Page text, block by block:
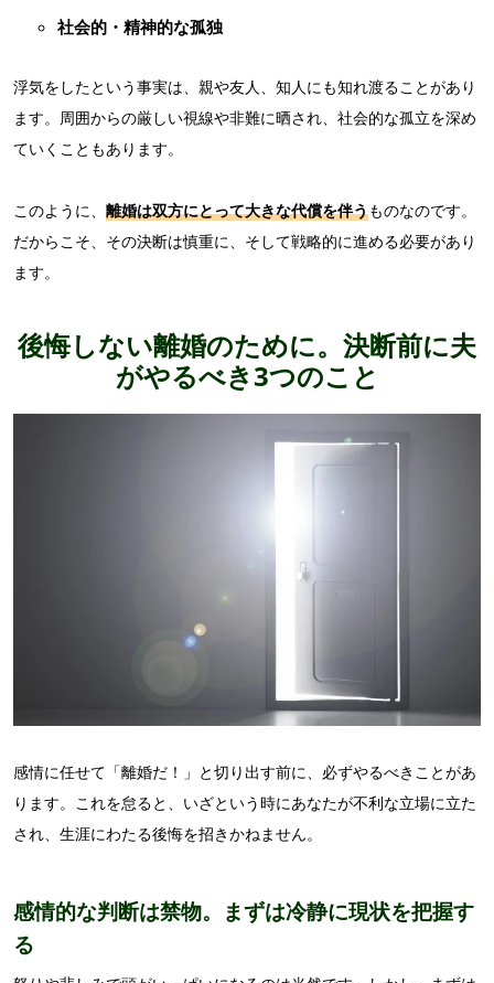
社会的・精神的な孤独
浮気をしたという事実は、親や友人、知人にも知れ渡ることがあり
ます。周囲からの厳しい視線や非難に晒され、社会的な孤立を深め
ていくこともあります。
このように、 離婚は双方にとって大きな代償を伴うものなのです。
だからこそ、その決断は慎重に、そして戦略的に進める必要があり
ます。
後悔しない離婚のために。決断前に夫
がやるべき3つのこと
感情に任せて「離婚だ！」と切り出す前に、必ずやるべきことがあ
ります。これを怠ると、いざという時にあなたが不利な立場に立た
され、生涯にわたる後悔を招きかねません。
感情的な判断は禁物。まずは冷静に現状を把握す
る